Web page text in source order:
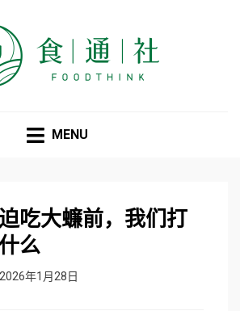
MENU
吃大蠊前，我们打
么
2026年1月28日